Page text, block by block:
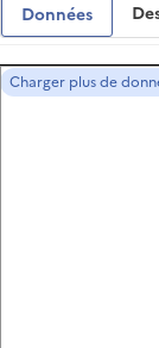
Données
Charger plus de